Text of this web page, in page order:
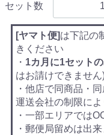
セット数
[ヤマト便]は下記の
きください
・ 1カ月に1セット
はお請けできません
・他店で同商品・
運送会社の制限に
・一部エリアでは
・郵便局留めは出